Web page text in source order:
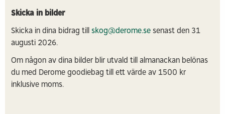
Skicka in bilder
Skicka in dina bidrag till skog@derome.se senast den 31
augusti 2026.
Om någon av dina bilder blir utvald till almanackan belönas
du med Derome goodiebag till ett värde av 1500 kr
inklusive moms.⁣⁣